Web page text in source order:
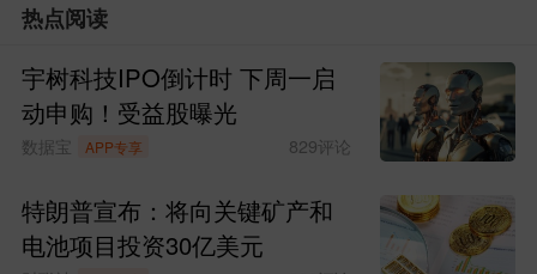
热点阅读
宇树科技IPO倒计时 下周一启
动申购！受益股曝光
数据宝 APP专享 829评论
特朗普宣布：将向关键矿产和
电池项目投资30亿美元